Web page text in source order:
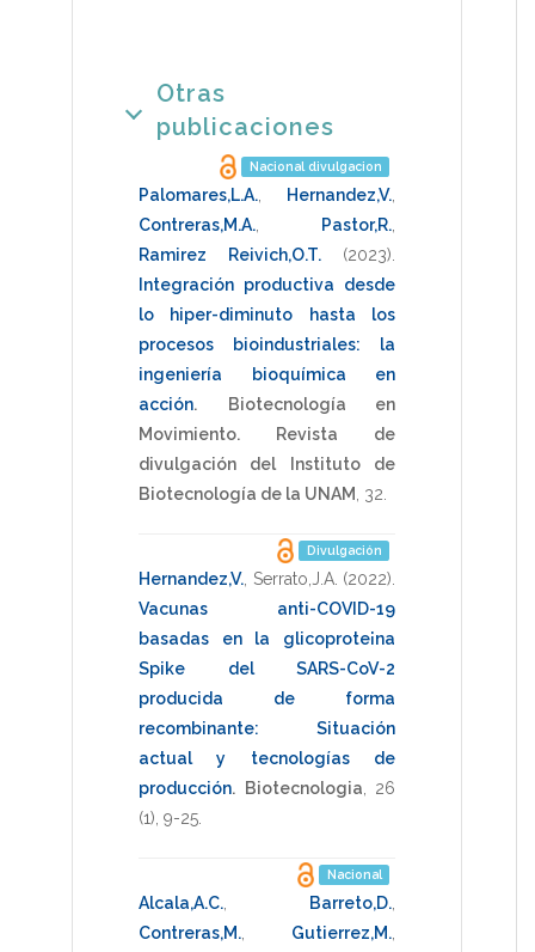
Otras
publicaciones
Nacional divulgacion
Palomares,L.A. Hernandez,V.
Contreras,M.A.
Pastor,R.
Ramirez Reivich,O.T.
(2023)
Integración productiva desde
lo hiper-diminuto hasta los
procesos bioindustriales: la
ingeniería bioquímica en
acción.
Biotecnología en
Movimiento. Revista de
divulgación del Instituto de
Biotecnología de la UNAM
32
Divulgación
Hernandez,V. Serrato,J.A. (2022)
Vacunas anti-COVID-19
basadas en la glicoprote¡na
Spike del SARS-CoV-2
producida de forma
recombinante: Situación
actual y tecnologías de
producción. Biotecnologia
26
(1), 9-25
Nacional
Alcala,A.C. Barreto,D.
Contreras,M.
Gutierrez,M.